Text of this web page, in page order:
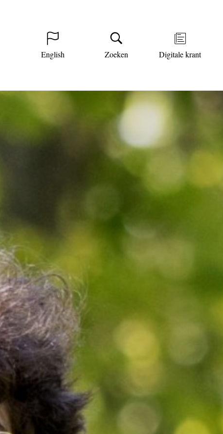
English Zoeken Digitale krant